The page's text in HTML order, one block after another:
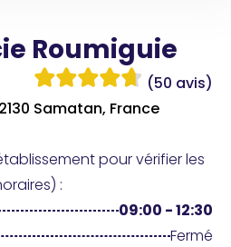
?
Roumiguie
(50 avis)
Samatan, France
pour vérifier les
:
09:00 - 12:30
Fermé